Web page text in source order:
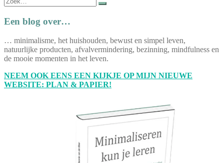
naar:
Een blog over…
… minimalisme, het huishouden, bewust en simpel leven,
natuurlijke producten, afvalvermindering, bezinning, mindfulness en
de mooie momenten in het leven.
NEEM OOK EENS EEN KIJKJE OP MIJN NIEUWE
WEBSITE: PLAN & PAPIER!